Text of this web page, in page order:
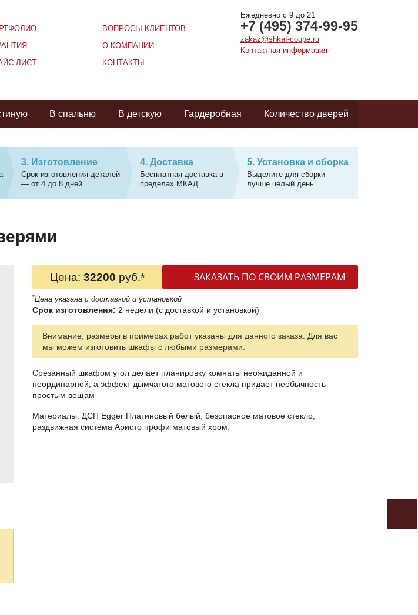
Ежедневно с 9 до 21
+7 (495) 374-99-95
zakaz@shkaf-coupe.ru
Контактная информация
ЛИСТ
ВОПРОСЫ КЛИЕНТОВ
О КОМПАНИИ
КОНТАКТЫ
В спальню В детскую Гардеробная Количество дверей
Изготовление
Срок изготовления деталей
— от 4 до 8 дней
Доставка
Бесплатная доставка в
пределах МКАД
Установка и сборка
Выделите для сборки
лучше целый день
Цена: 32200 руб.* ЗАКАЗАТЬ ПО СВОИМ РАЗМЕРАМ
*Цена указана с доставкой и установкой
Срок изготовления: 2 недели (с доставкой и установкой)
Внимание, размеры в примерах работ указаны для данного заказа. Для вас
мы можем изготовить шкафы с любыми размерами.
Срезанный шкафом угол делает планировку комнаты неожиданной и
неординарной, а эффект дымчатого матового стекла придает необычность
простым вещам
Материалы: ДСП Egger Платиновый белый, безопасное матовое стекло,
раздвижная система Аристо профи матовый хром.